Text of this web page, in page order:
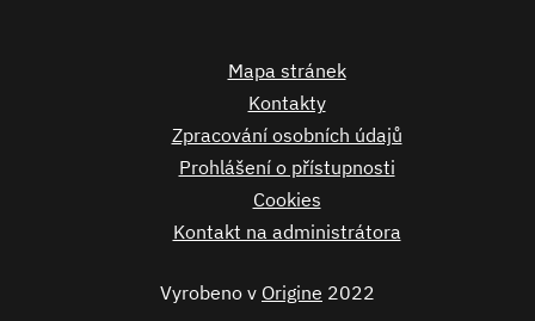
Mapa stránek
Kontakty
Zpracování osobních údajů
Prohlášení o přístupnosti
Cookies
Kontakt na administrátora
Vyrobeno v Origine 2022